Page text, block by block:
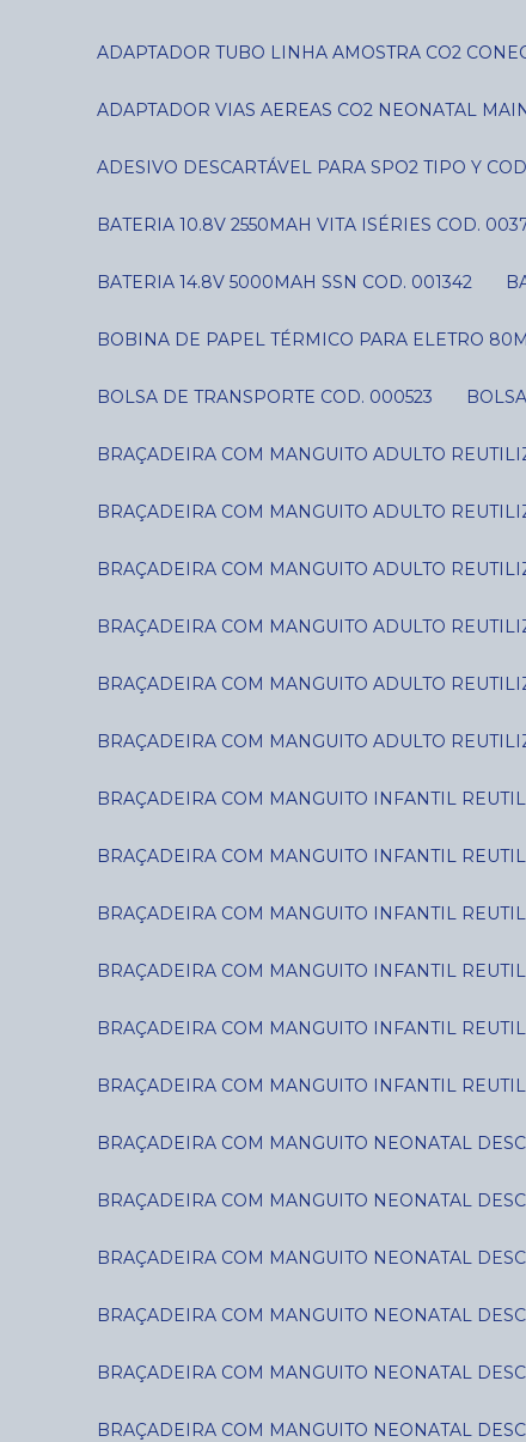
ADAPTADOR TUBO LINHA AMOSTRA CO2
ADAPTADOR VIAS AEREAS CO2 NEONATAL
ADESIVO DESCARTÁVEL PARA SPO2 TIPO Y
BATERIA 10.8V 2550MAH VITA ISÉRIES COD.
BATERIA 14.8V 5000MAH SSN COD. 001342
BOBINA DE PAPEL TÉRMICO PARA ELETRO
BOLSA DE TRANSPORTE COD. 000523
BRAÇADEIRA COM MANGUITO ADULTO
BRAÇADEIRA COM MANGUITO ADULTO
BRAÇADEIRA COM MANGUITO ADULTO
BRAÇADEIRA COM MANGUITO ADULTO
BRAÇADEIRA COM MANGUITO ADULTO
BRAÇADEIRA COM MANGUITO ADULTO
BRAÇADEIRA COM MANGUITO INFANTIL
BRAÇADEIRA COM MANGUITO INFANTIL
BRAÇADEIRA COM MANGUITO INFANTIL
BRAÇADEIRA COM MANGUITO INFANTIL
BRAÇADEIRA COM MANGUITO INFANTIL
BRAÇADEIRA COM MANGUITO INFANTIL
BRAÇADEIRA COM MANGUITO NEONATAL
BRAÇADEIRA COM MANGUITO NEONATAL
BRAÇADEIRA COM MANGUITO NEONATAL
BRAÇADEIRA COM MANGUITO NEONATAL
BRAÇADEIRA COM MANGUITO NEONATAL
BRAÇADEIRA COM MANGUITO NEONATAL